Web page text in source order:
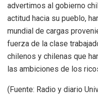
advertimos al gobierno
actitud hacia su pueblo,
mundial de cargas
fuerza de la clase
chilenos y chilenas que
las ambiciones de los
(Fuente: Radio y diario